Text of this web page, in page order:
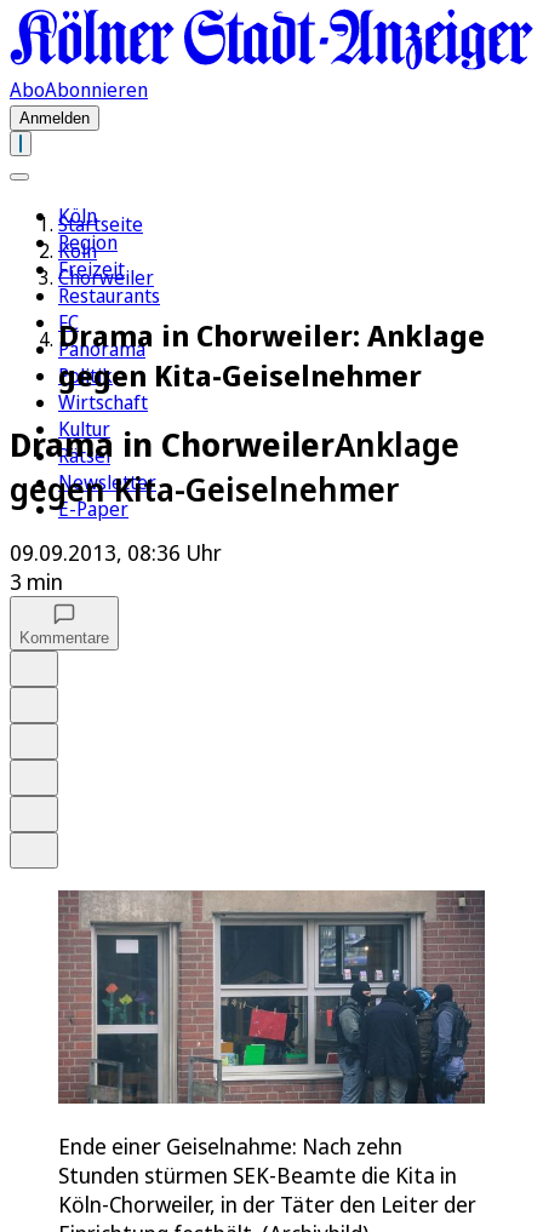
AboAbonnieren
Anmelden
Köln
Region
Freizeit
Restaurants
FC
Panorama
Politik
Wirtschaft
Kultur
Rätsel
Newsletter
E-Paper
Startseite
Köln
Chorweiler
Drama in Chorweiler: Anklage
gegen Kita-Geiselnehmer
Drama in ChorweilerAnklage
gegen Kita-Geiselnehmer
09.09.2013, 08:36 Uhr
3 min
Kommentare
Ende einer Geiselnahme: Nach zehn
Stunden stürmen SEK-Beamte die Kita in
Köln-Chorweiler, in der Täter den Leiter der